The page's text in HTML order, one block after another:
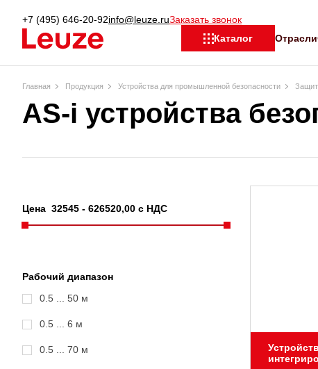
+7 (495) 646-20-92info@leuze.ruЗаказать звонок
Каталог
Отрасли
Главная Продукция Устройства для промышленной безопасности
AS-i устройства
Цена 32545 - 626520,00 с НДС
Рабочий диапазон
0.5 ... 50 м
0.5 ... 6 м
0.5 ... 70 м